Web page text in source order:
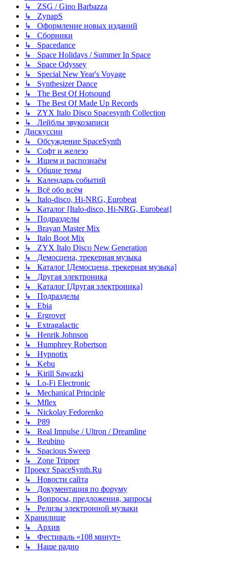
↳ ZSG / Gino Barbazza
↳ ZynapS
↳ Оформление новых изданий
↳ Сборники
↳ Spacedance
↳ Space Holidays / Summer In Space
↳ Space Odyssey
↳ Special New Year's Voyage
↳ Synthesizer Dance
↳ The Best Of Hotsound
↳ The Best Of Made Up Records
↳ ZYX Italo Disco Spacesynth Collection
↳ Лейблы звукозаписи
Дискуссии
↳ Обсуждение SpaceSynth
↳ Софт и железо
↳ Ищем и распознаём
↳ Общие темы
↳ Календарь событий
↳ Всё обо всём
↳ Italo-disco, Hi-NRG, Eurobeat
↳ Каталог [Italo-disco, Hi-NRG, Eurobeat]
↳ Подразделы
↳ Brayan Master Mix
↳ Italo Boot Mix
↳ ZYX Italo Disco New Generation
↳ Демосцена, трекерная музыка
↳ Каталог [Демосцена, трекерная музыка]
↳ Другая электроника
↳ Каталог [Другая электроника]
↳ Подразделы
↳ Ebia
↳ Ergrover
↳ Extragalactic
↳ Henrik Johnson
↳ Humphrey Robertson
↳ Hypnotix
↳ Kebu
↳ Kirill Sawazki
↳ Lo-Fi Electronic
↳ Mechanical Principle
↳ Mflex
↳ Nickolay Fedorenko
↳ P89
↳ Real Impulse / Ultron / Dreamline
↳ Reubino
↳ Spacious Sweep
↳ Zone Tripper
Проект SpaceSynth.Ru
↳ Новости сайта
↳ Документация по форуму
↳ Вопросы, предложения, запросы
↳ Релизы электронной музыки
Хранилище
↳ Архив
↳ Фестиваль «108 минут»
↳ Наше радио